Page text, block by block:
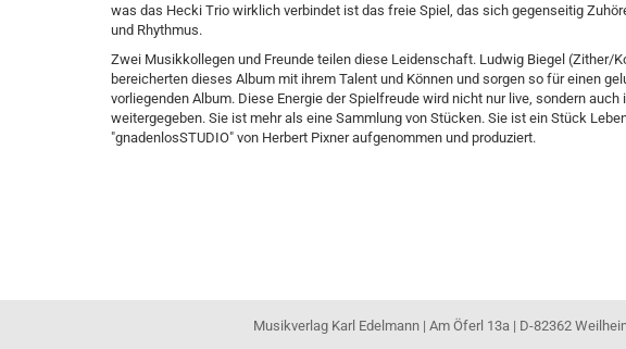
was das Hecki Trio wirklich verbindet ist das freie Spiel, das sich gegenseitig
und Rhythmus.
Zwei Musikkollegen und Freunde teilen diese Leidenschaft. Ludwig Biegel (Zither/
bereicherten dieses Album mit ihrem Talent und Können und sorgen so für einen
vorliegenden Album. Diese Energie der Spielfreude wird nicht nur live, sondern
weitergegeben. Sie ist mehr als eine Sammlung von Stücken. Sie ist ein Stück
"gnadenlosSTUDIO" von Herbert Pixner aufgenommen und produziert.
Musikverlag Karl Edelmann | Am Öferl 13a | D-82362